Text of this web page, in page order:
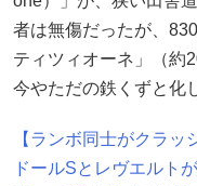
者は無傷だったが、
ティツィオーネ」（約
今やただの鉄くずと化
【ランボ同士がクラ
ドールSとレヴエルト